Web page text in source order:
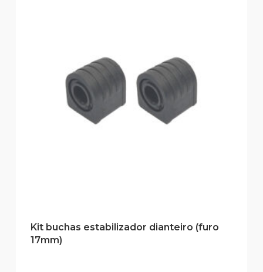
Kit buchas estabilizador dianteiro (furo
17mm)